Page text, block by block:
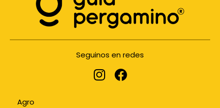
Seguinos en redes
Agro